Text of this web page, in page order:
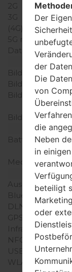
2G
3G
(4G) LTE
5G network
Daten
Bildschirmgröße
Bildschirmtyp
Bildschirmfarben
Mechanische
Ausgabe für
Bluetooth
DLNA
GPS
NFC
USB
WLAN
Der
der
Die
von
die
Neben
in
beteiligt
oder